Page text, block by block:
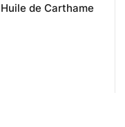
Huile de Carthame